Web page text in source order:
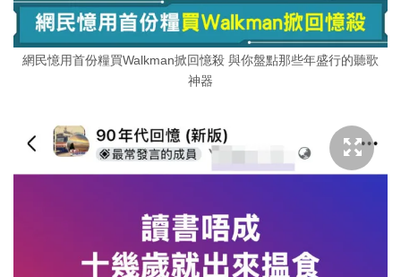
網民憶用首份糧買Walkman掀回憶殺 與你盤點那些年盛行的聽歌
神器